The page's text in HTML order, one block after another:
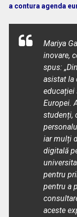
a contura agenda
Mariya
inovare,
spus:
asistat la
educației
Europei.
studenți,
iar mulți
digitală
pentru
pentru a
aceste